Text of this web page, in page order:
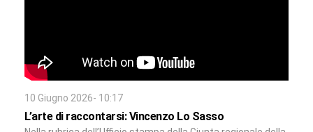
10 Giugno 2026- 10:17
L’arte di raccontarsi: Vincenzo Lo Sasso